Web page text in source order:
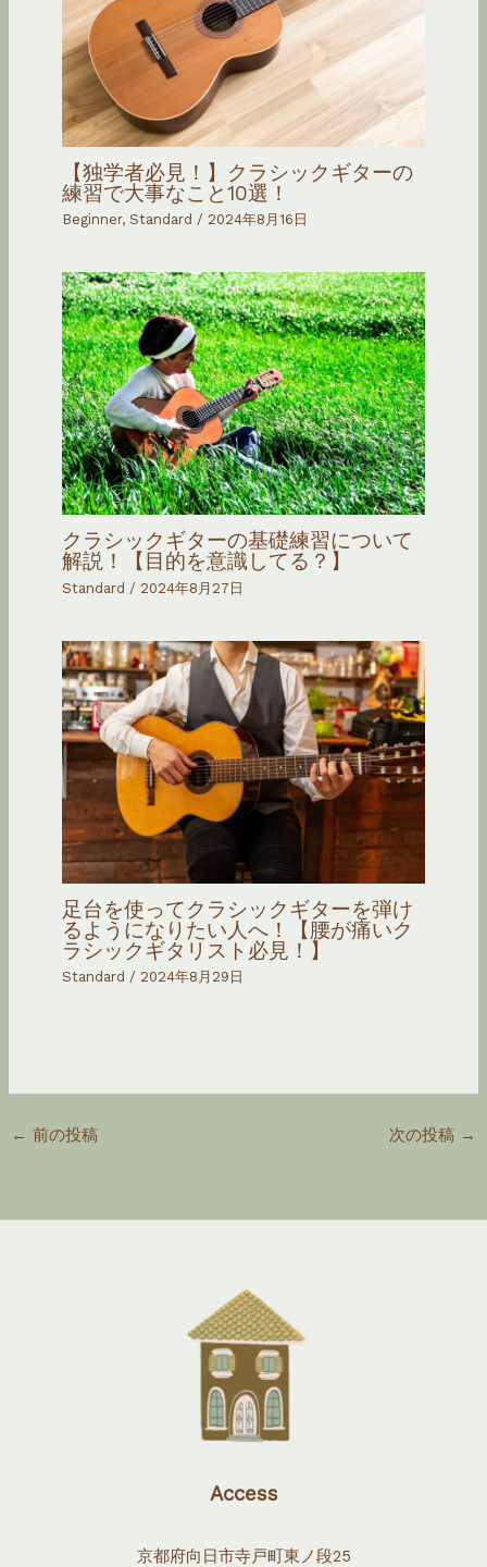
【独学者必見！】クラシックギターの
練習で大事なこと10選！
Beginner, Standard / 2024年8月16日
クラシックギターの基礎練習について
解説！【目的を意識してる？】
Standard / 2024年8月27日
足台を使ってクラシックギターを弾け
るようになりたい人へ！【腰が痛いク
ラシックギタリスト必見！】
Standard / 2024年8月29日
← 前の投稿 次の投稿 →
Access
京都府向日市寺戸町東ノ段25